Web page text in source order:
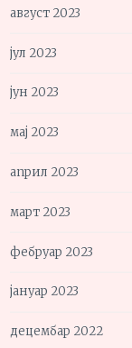
август 2023
јул 2023
јун 2023
мај 2023
април 2023
март 2023
фебруар 2023
јануар 2023
децембар 2022